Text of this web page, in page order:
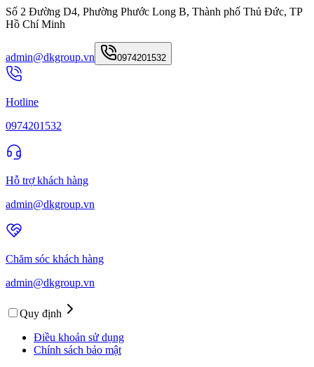
Số 2 Đường D4, Phường Phước Long B, Thành phố Thủ Đức, TP
Hồ Chí Minh
admin@dkgroup.vn 0974201532
Hotline
0974201532
Hỗ trợ khách hàng
admin@dkgroup.vn
Chăm sóc khách hàng
admin@dkgroup.vn
Quy định
Điều khoản sử dụng
Chính sách bảo mật